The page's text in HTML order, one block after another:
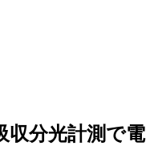
収分光計測で電